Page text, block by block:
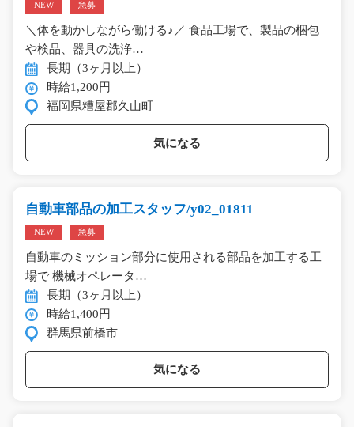
NEW 急募
＼体を動かしながら働ける♪／ 食品工場で、製品の梱包
や検品、器具の洗浄…
長期（3ヶ月以上）
時給1,200円
福岡県糟屋郡久山町
気になる
自動車部品の加工スタッフ/y02_01811
NEW 急募
自動車のミッション部分に使用される部品を加工する工
場で 機械オペレータ…
長期（3ヶ月以上）
時給1,400円
群馬県前橋市
気になる